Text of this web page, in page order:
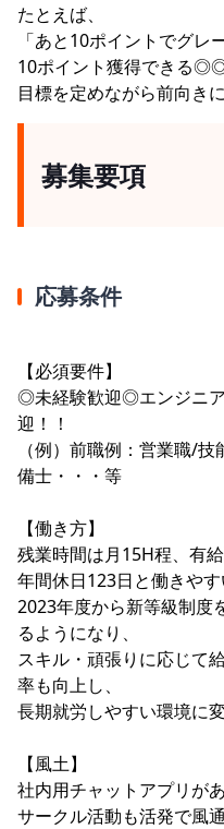
たとえば、
「あと10ポイントでグレ
10ポイント獲得できる
目標を定めながら前向き
募集要項
応募条件
【必須要件】
◎未経験歓迎◎エンジニ
迎！！
（例）前職例：営業職/
備士・・・等
【働き方】
残業時間は月15H程、有給
年間休日123日と働きやす
2023年度から新等級制度
るようになり、
スキル・頑張りに応じて
率も向上し、
長期就労しやすい環境に
【風土】
社内用チャットアプリが
サークル活動も活発で風